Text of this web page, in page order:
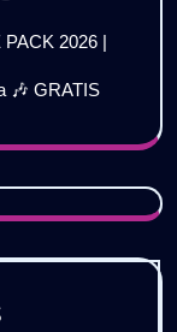
2026 |
🎶 GRATIS